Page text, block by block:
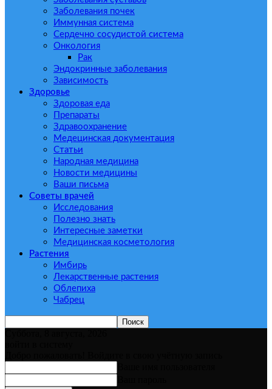
Заболевания почек
Иммунная система
Сердечно сосудистой система
Онкология
Рак
Эндокринные заболевания
Зависимость
Здоровье
Здоровая еда
Препараты
Здравоохранение
Медецинская документация
Статьи
Народная медицина
Новости медицины
Ваши письма
Советы врачей
Исследования
Полезно знать
Интересные заметки
Медицинская косметология
Растения
Имбирь
Лекарственные растения
Облепиха
Чабрец